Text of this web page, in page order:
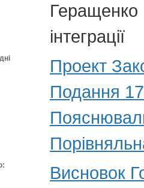
Геращенко
інтеграції
Проект
Подання
Висновок